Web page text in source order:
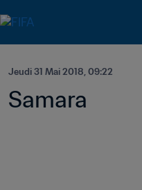
Jeudi 31 Mai 2018, 09:22
Samara